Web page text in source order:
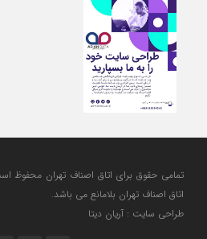
تمامی حقوق برای اتاق اصناف تهران محفوظ
اتاق اصناف تهران بلامانع مي باشد.
طراحی سایت : آریان دیتا